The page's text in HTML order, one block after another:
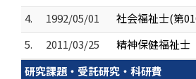
4.
1992/05/01
社会福祉士(第
5.
2011/03/25
精神保健福祉士
研究課題・受託研究・科研費